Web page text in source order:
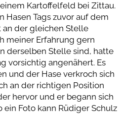
Kartoffelfeld bei Zittau.
Hasen Tags zuvor auf dem
der gleichen Stelle
meiner Erfahrung gern
derselben Stelle sind, hatte
vorsichtig angenähert. Es
und der Hase verkroch sich
an der richtigen Position
hervor und er begann sich
ein Foto kann Rüdiger Schulz